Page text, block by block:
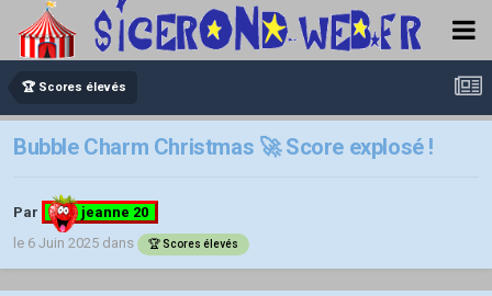
🏆 Scores élevés
Bubble Charm Christmas 🚀 Score explosé !
Par
jeanne 20
le 6 Juin 2025 dans 🏆 Scores élevés